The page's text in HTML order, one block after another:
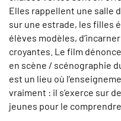
Elles rappellent une salle
sur une estrade, les filles
élèves modèles,
croyantes. Le film
en scène / scénographie
est un lieu où
vraiment : il s’exerce sur
jeunes pour le comprendre.